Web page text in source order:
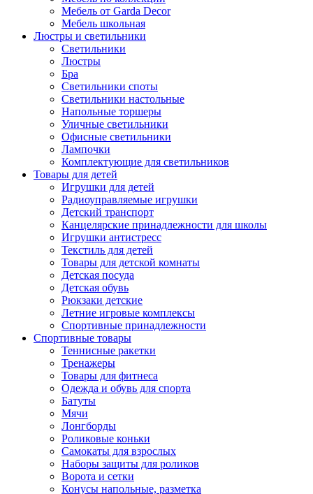
Мебель от Garda Decor
Мебель школьная
Люстры и светильники
Светильники
Люстры
Бра
Светильники споты
Светильники настольные
Напольные торшеры
Уличные светильники
Офисные светильники
Лампочки
Комплектующие для светильников
Товары для детей
Игрушки для детей
Радиоуправляемые игрушки
Детский транспорт
Канцелярские принадлежности для школы
Игрушки антистресс
Текстиль для детей
Товары для детской комнаты
Детская посуда
Детская обувь
Рюкзаки детские
Летние игровые комплексы
Спортивные принадлежности
Спортивные товары
Теннисные ракетки
Тренажеры
Товары для фитнеса
Одежда и обувь для спорта
Батуты
Мячи
Лонгборды
Роликовые коньки
Самокаты для взрослых
Наборы защиты для роликов
Ворота и сетки
Конусы напольные, разметка